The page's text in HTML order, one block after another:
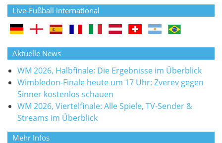
Live-Fußball international
Aktuelle News
WM 2026, Halbfinale: Die Ergebnisse im Überblick
Wimbledon-Finale heute um 17 Uhr: Zverev gegen
Sinner kostenlos schauen
WM 2026, Viertelfinale: Alle Spiele, TV-Sender &
Streams im Überblick
Mehr Infos